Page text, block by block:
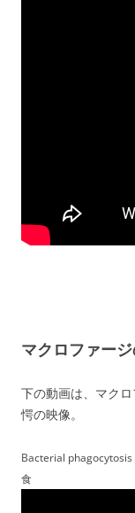
マクロファー
下の動画は、マク
愕の映像。
Bacterial phagocytosis
食